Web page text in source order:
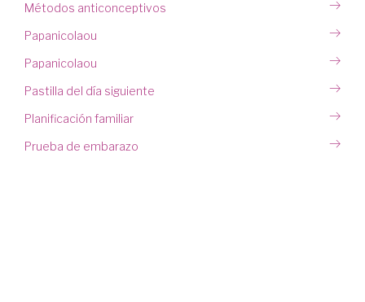
Métodos anticonceptivos
Papanicolaou
Papanicolaou
Pastilla del día siguiente
Planificación familiar
Prueba de embarazo